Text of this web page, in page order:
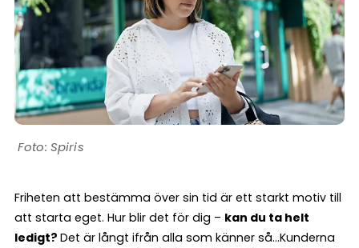
Spiris
Friheten att bestämma över sin tid är ett starkt motiv till
att starta eget. Hur blir det för dig – kan du ta helt
ledigt? Det är långt ifrån alla som känner så…Kunderna